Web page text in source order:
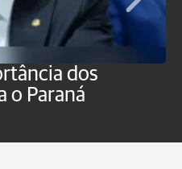
dos
o Paraná